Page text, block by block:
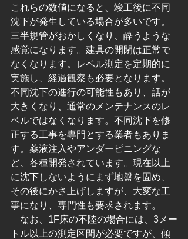
これらの数値になると、竣工後に不同
沈下が発生している場合が多いです。
三半規管がおかしくなり、酔うような
感覚になります。建具の開閉は正常で
なくなります。レベル測定を定期的に
実施し、経過観察も必要となります。
不同沈下の進行の可能性もあり、話が
大きくなり、通常のメンテナンスのレ
ベルではなくなります。不同沈下を修
正する工事を専門とする業者もありま
す。薬液注入やアンダーピニングな
ど、各種開発されています。現在以上
に沈下しないようにまず地盤を固め、
その後にかさ上げしますが、大変な工
事になり、専門性も要求されます。
なお、1F床の不陸の場合には、3メー
トル以上の測定区間が必要ですが、傾